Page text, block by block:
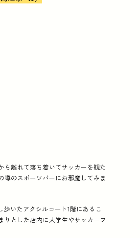
ら離れて落ち着いてサッカーを観た
噂のスポーツバーにお邪魔してみま
歩いたアクシルコート1階にあるこ
りとした店内に大学生やサッカーフ